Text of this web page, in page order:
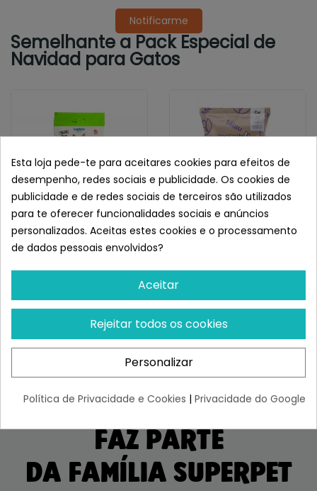
Notificarme
Semelhante a Pack Especial de
Navidad para Gatos
MEDITERRANEAN
¡Últimas produtos!
¡Últimas produtos!
3,30 €
FAZ PARTE
DA FAMÍLIA SUPERPET
Esta loja pede-te para aceitares cookies para efeitos de
desempenho, redes sociais e publicidade. Os cookies de
publicidade e de redes sociais de terceiros são utilizados
para te oferecer funcionalidades sociais e anúncios
personalizados. Aceitas estes cookies e o processamento
de dados pessoais envolvidos?
Aceitar
Rejeitar todos os cookies
Personalizar
Política de Privacidade e Cookies | Privacidade do Google